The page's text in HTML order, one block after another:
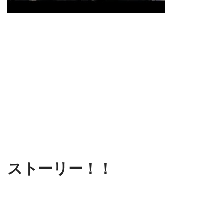
ストーリー！！